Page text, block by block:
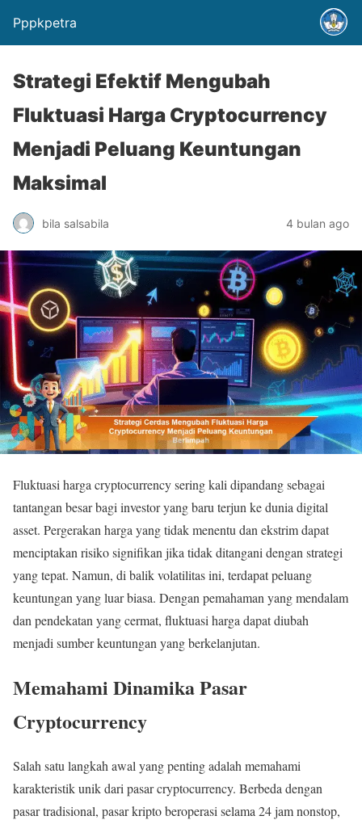
Pppkpetra
Strategi Efektif Mengubah
Fluktuasi Harga Cryptocurrency
Menjadi Peluang Keuntungan
Maksimal
bila salsabila 4 bulan ago
Fluktuasi harga cryptocurrency sering kali dipandang sebagai
tantangan besar bagi investor yang baru terjun ke dunia digital
asset. Pergerakan harga yang tidak menentu dan ekstrim dapat
menciptakan risiko signifikan jika tidak ditangani dengan strategi
yang tepat. Namun, di balik volatilitas ini, terdapat peluang
keuntungan yang luar biasa. Dengan pemahaman yang mendalam
dan pendekatan yang cermat, fluktuasi harga dapat diubah
menjadi sumber keuntungan yang berkelanjutan.
Memahami Dinamika Pasar
Cryptocurrency
Salah satu langkah awal yang penting adalah memahami
karakteristik unik dari pasar cryptocurrency. Berbeda dengan
pasar tradisional, pasar kripto beroperasi selama 24 jam nonstop,